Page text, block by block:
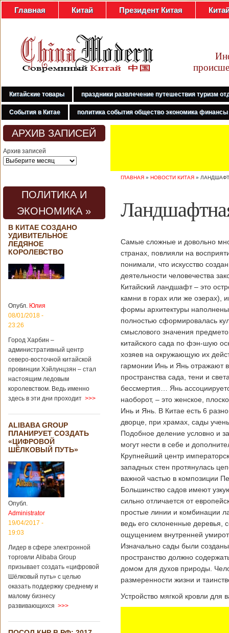
Главная Китай Президент Китая
Китайские товары праздники развлечение путешествия туризм
События в Китае политика события общество экономика финансы
АРХИВ ЗАПИСЕЙ
Архив записей
ПОЛИТИКА И
ЭКОНОМИКА »
В КИТАЕ СОЗДАНО
УДИВИТЕЛЬНОЕ
ЛЕДЯНОЕ
КОРОЛЕВСТВО
Опубл. Юлия
08/01/2018 -
23:26
Город Харбин –
административный центр
северо-восточной китайской
провинции Хэйлунцзян – стал
настоящим ледовым
королевством. Ведь именно
здесь в эти дни проходит >>>
ALIBABA GROUP
ПЛАНИРУЕТ СОЗДАТЬ
«ЦИФРОВОЙ
ШЁЛКОВЫЙ ПУТЬ»
Опубл.
Administrator
19/04/2017 -
19:03
Лидер в сфере электронной
торговли Alibaba Group
призывает создать «цифровой
Шёлковый путь» с целью
оказать поддержку среднему и
малому бизнесу
развивающихся >>>
ГЛАВНАЯ » НОВОСТИ КИТАЯ »
Самые сложные и довольно
странах, повлияли на
понимали, что искусство
деятельности человечества
Китайский ландшафт – это
камни в горах или же озерах),
формы архитектуры
полностью сформировалась
смыслового значения
китайского сада по фэн-шую
хозяев на окружающую их
гармонии Инь и Янь отражают
пространства сада, тени и
бессмертия… Янь
наоборот, – это женское,
Инь и Янь. В Китае есть 6
дворце, при храмах, сады
Подобное деление условно и
могут нести в себе и
Крупнейший центр
западных стен протянулась
важной частью в композиции
Большинство садов имеют
сильно отличается от
простые линии и комбинации
ведь его склоненные деревья,
ощущением внутренней
Изначально сады были
пространство должно
домом для духов природы.
размеренности жизни и
Устройство мягкой кровли